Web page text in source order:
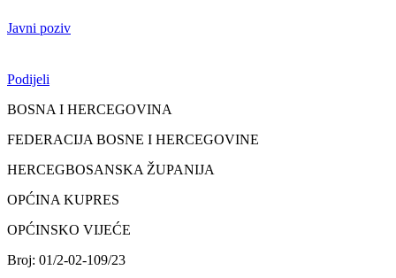
Javni poziv
Podijeli
BOSNA I HERCEGOVINA
FEDERACIJA BOSNE I HERCEGOVINE
HERCEGBOSANSKA ŽUPANIJA
OPĆINA KUPRES
OPĆINSKO VIJEĆE
Broj: 01/2-02-109/23